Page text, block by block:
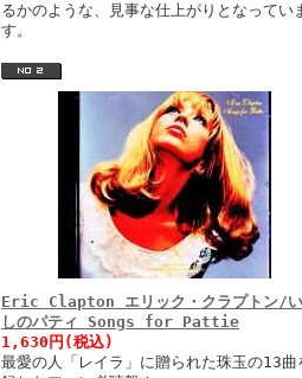
るかのような、見事な仕上がりとなってい
す。
Eric Clapton エリック・クラプトン/い
しのパティ Songs for Pattie
1,630円(税込)
最愛の人「レイラ」に贈られた珠玉の13曲